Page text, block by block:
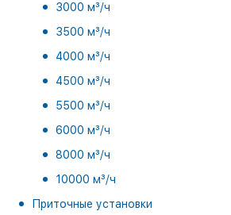
3000 м³/ч
3500 м³/ч
4000 м³/ч
4500 м³/ч
5500 м³/ч
6000 м³/ч
8000 м³/ч
10000 м³/ч
Приточные установки